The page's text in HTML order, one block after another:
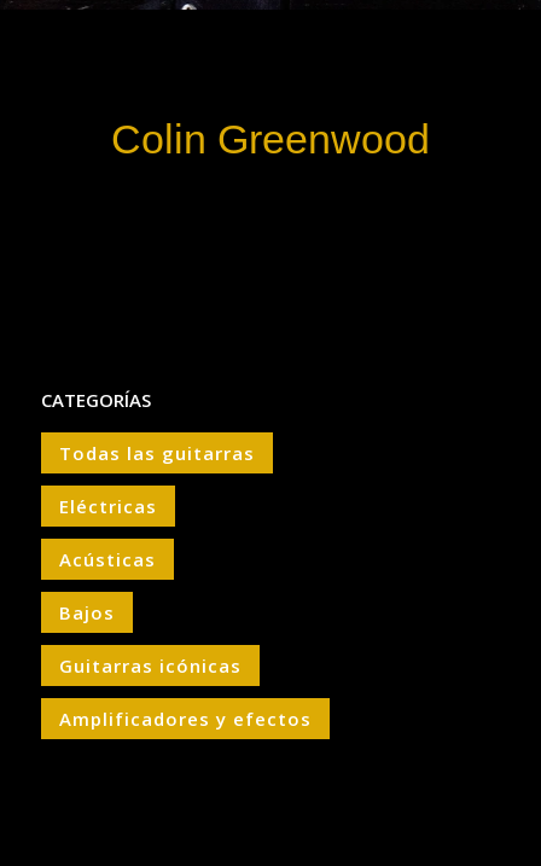
Colin Greenwood
CATEGORÍAS
Todas las guitarras
Eléctricas
Acústicas
Bajos
Guitarras icónicas
Amplificadores y efectos